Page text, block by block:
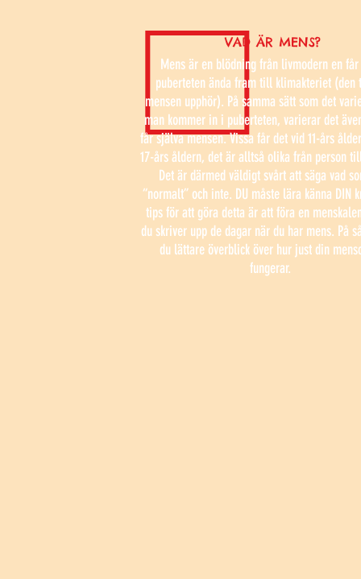
Mens är en blödning från livmodern en
puberteten ända fram till klimakteriet (den
mensen upphör). På samma sätt som det
man kommer in i puberteten, varierar det
får själva mensen. Vissa får det vid 11-års
17-års åldern, det är alltså olika från person
Det är därmed väldigt svårt att säga vad
“normalt” och inte. DU måste lära känna DIN
tips för att göra detta är att föra en
du skriver upp de dagar när du har mens. På
du lättare överblick över hur just din
fungerar.
VAD ÄR MENS?